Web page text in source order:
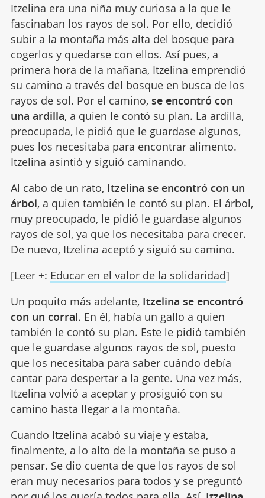
Itzelina era una niña muy curiosa a la que le
fascinaban los rayos de sol. Por ello, decidió
subir a la montaña más alta del bosque para
cogerlos y quedarse con ellos. Así pues, a
primera hora de la mañana, Itzelina emprendió
su camino a través del bosque en busca de los
rayos de sol. Por el camino, se encontró con
una ardilla, a quien le contó su plan. La ardilla,
preocupada, le pidió que le guardase algunos,
pues los necesitaba para encontrar alimento.
Itzelina asintió y siguió caminando.
Al cabo de un rato, Itzelina se encontró con un
árbol, a quien también le contó su plan. El árbol,
muy preocupado, le pidió le guardase algunos
rayos de sol, ya que los necesitaba para crecer.
De nuevo, Itzelina aceptó y siguió su camino.
[Leer +: Educar en el valor de la solidaridad]
Un poquito más adelante, Itzelina se encontró
con un corral. En él, había un gallo a quien
también le contó su plan. Este le pidió también
que le guardase algunos rayos de sol, puesto
que los necesitaba para saber cuándo debía
cantar para despertar a la gente. Una vez más,
Itzelina volvió a aceptar y prosiguió con su
camino hasta llegar a la montaña.
Cuando Itzelina acabó su viaje y estaba,
finalmente, a lo alto de la montaña se puso a
pensar. Se dio cuenta de que los rayos de sol
eran muy necesarios para todos y se preguntó